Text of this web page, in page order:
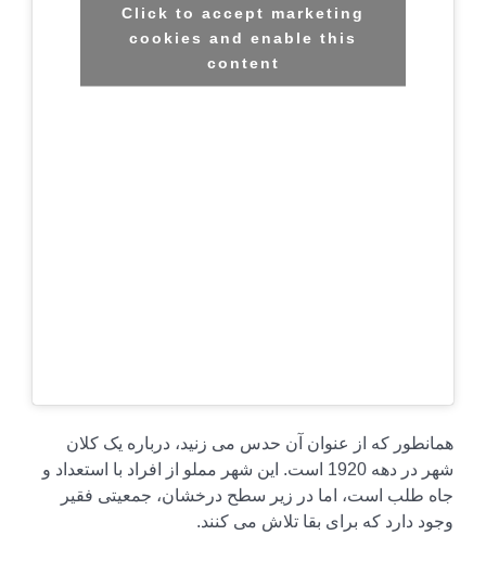
Click to accept marketing
cookies and enable this
content
همانطور که از عنوان آن حدس می زنید، درباره یک کلان
شهر در دهه 1920 است. این شهر مملو از افراد با استعداد و
جاه طلب است، اما در زیر سطح درخشان، جمعیتی فقیر
وجود دارد که برای بقا تلاش می کنند.